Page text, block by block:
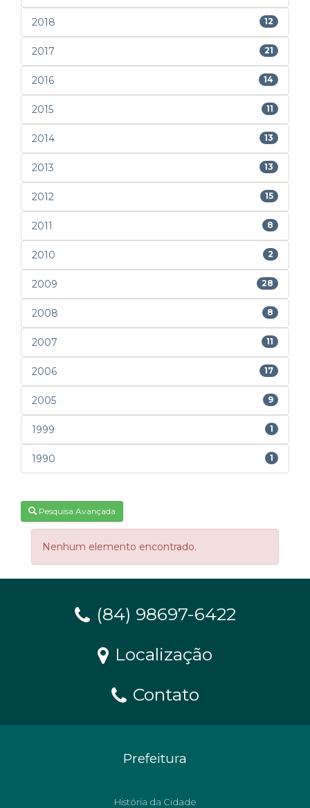
2018 12
2017 21
2016 14
2015 11
2014 13
2013 13
2012 15
2011 8
2010 2
2009 28
2008 8
2007 11
2006 17
2005 9
1999 1
1990 1
Pesquisa Avançada
Nenhum elemento encontrado.
(84) 98697-6422
Localização
Contato
Prefeitura
História da Cidade